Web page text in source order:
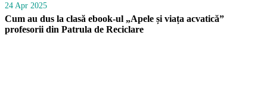
24 Apr 2025
Cum au dus la clasă ebook-ul „Apele și viața acvatică”
profesorii din Patrula de Reciclare